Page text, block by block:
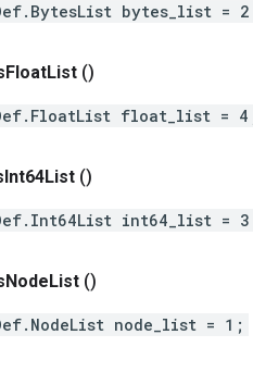
bytes_list =
FloatList ()
float_list =
Int64List ()
int64_list =
NodeList ()
node_list = 1;